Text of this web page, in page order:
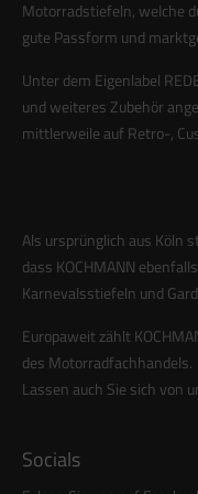
About us
Lorem ipsum dolor
Motorradstiefeln, welche
gute Passform und
Unter dem Eigenlabel
und weiteres Zubehör
mittlerweile auf Retro-,
Als ursprünglich aus Köln
dass KOCHMANN
Karnevalsstiefeln und
Europaweit zählt
des Motorradfachhandels.
Lassen auch Sie sich von
Socials